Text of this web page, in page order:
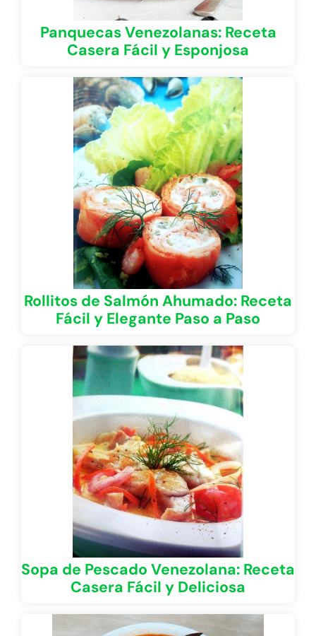
Panquecas Venezolanas: Receta
Casera Fácil y Esponjosa
Rollitos de Salmón Ahumado: Receta
Fácil y Elegante Paso a Paso
Sopa de Pescado Venezolana: Receta
Casera Fácil y Deliciosa